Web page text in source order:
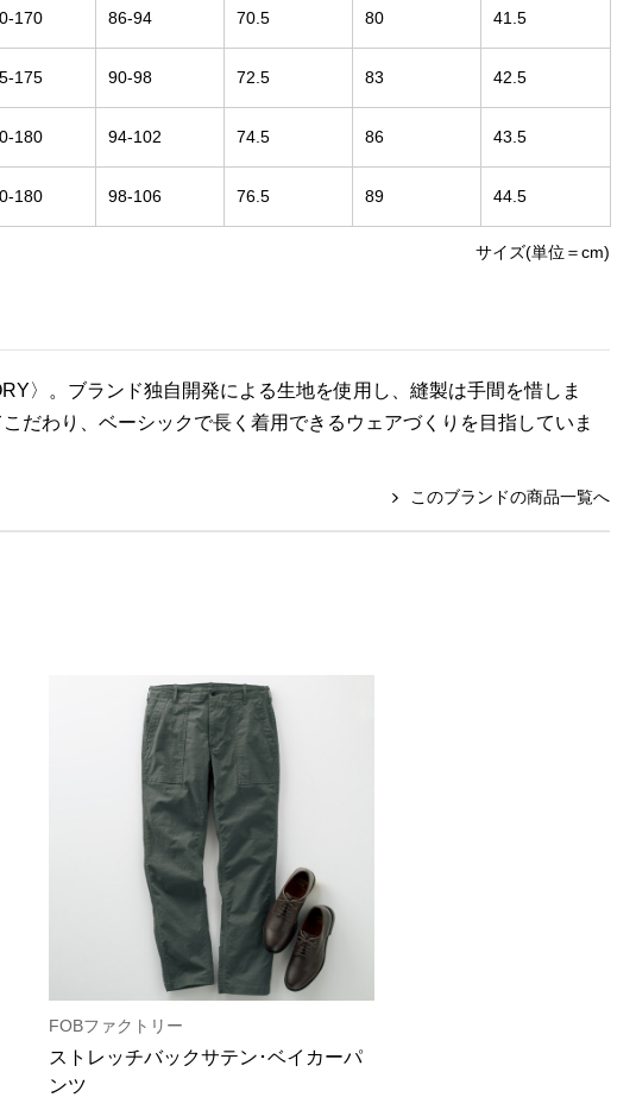
170 86-94 70.5 80 41.5
175 90-98 72.5 83 42.5
180 94-102 74.5 86 43.5
180 98-106 76.5 89 44.5
サイズ(単位＝cm)
〉。ブランド独自開発による生地を使用し、縫製は手間を惜しま
だわり、ベーシックで長く着用できるウェアづくりを目指していま
このブランドの商品一覧へ
FOBファクトリー
ストレッチバックサテン･ベイカーパ
ンツ